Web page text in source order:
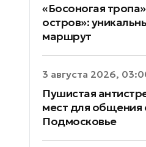
«Босоногая
остров»:
маршрут
3 августа 2026,
Пушистая
мест для общения
Подмосковье